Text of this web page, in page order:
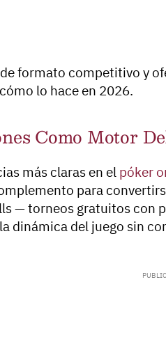
formato competitivo y
lo hace en 2026.
Como Motor
más claras en el póker
para
— torneos gratuitos con
dinámica del juego sin